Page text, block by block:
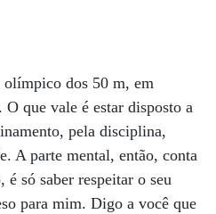
dos 50 m, em
que vale é estar disposto a
pela disciplina,
A parte mental, então, conta
só saber respeitar o seu
para mim. Digo a você que